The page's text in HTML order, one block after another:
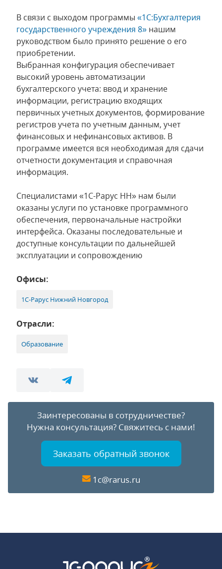
В связи с выходом программы «1С:Бухгалтерия
государственного учреждения 8» нашим
руководством было принято решение о его
приобретении.
Выбранная конфигурация обеспечивает
высокий уровень автоматизации
бухгалтерского учета: ввод и хранение
информации, регистрацию входящих
первичных учетных документов, формирование
регистров учета по учетным данным, учет
финансовых и нефинансовых активов. В
программе имеется вся необходимая для сдачи
отчетности документация и справочная
информация.
Специалистами «1С-Рарус НН» нам были
оказаны услуги по установке программного
обеспечения, первоначальные настройки
интерфейса. Оказаны последовательные и
доступные консультации по дальнейшей
эксплуатации и сопровождению
Офисы:
1С-Рарус Нижний Новгород
Отрасли:
Образование
Заинтересованы в сотрудничестве?
Нужна консультация? Свяжитесь с нами!
Заказать обратный звонок
1c@rarus.ru